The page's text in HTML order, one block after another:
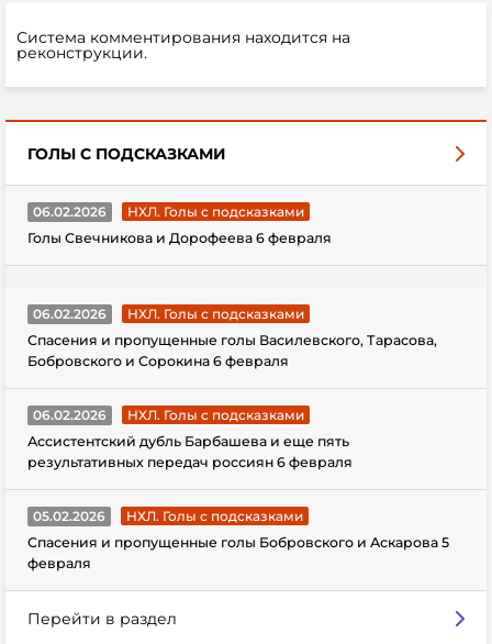
Система комментирования находится на
реконструкции.
ГОЛЫ С ПОДСКАЗКАМИ
06.02.2026
НХЛ. Голы с подсказками
Голы Свечникова и Дорофеева 6 февраля
06.02.2026
НХЛ. Голы с подсказками
Спасения и пропущенные голы Василевского, Тарасова,
Бобровского и Сорокина 6 февраля
06.02.2026
НХЛ. Голы с подсказками
Ассистентский дубль Барбашева и еще пять
результативных передач россиян 6 февраля
05.02.2026
НХЛ. Голы с подсказками
Спасения и пропущенные голы Бобровского и Аскарова 5
февраля
Перейти в раздел